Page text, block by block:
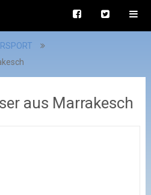
aus Marrakesch